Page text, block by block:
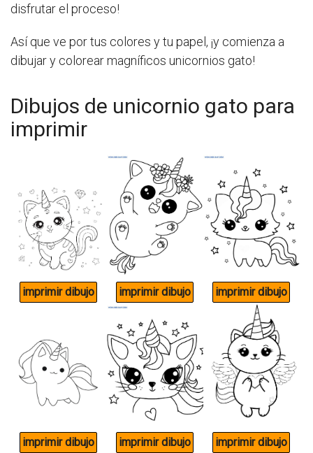
disfrutar el proceso!
Así que ve por tus colores y tu papel, ¡y comienza a
dibujar y colorear magníficos unicornios gato!
Dibujos de unicornio gato para
imprimir